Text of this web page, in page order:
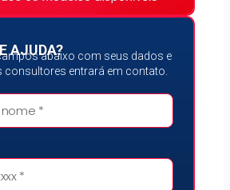
AJUDA?abaixo com seus dados e
consultores entrará em contato.